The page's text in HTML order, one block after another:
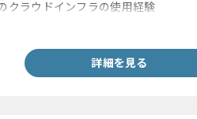
クラウドインフラの使用経験
詳細を見る